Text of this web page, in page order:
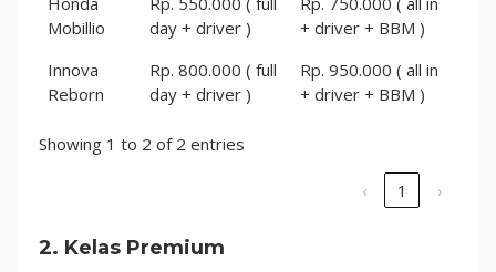
Mobillio
day + driver )
+ driver + BBM )
Innova
Reborn
Rp. 800.000 ( full
day + driver )
Rp. 950.000 ( all in
+ driver + BBM )
Showing 1 to 2 of 2 entries
‹ 1 ›
2. Kelas Premium